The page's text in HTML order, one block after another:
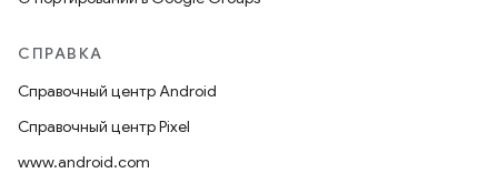
СПРАВКА
Справочный центр Android
Справочный центр Pixel
www.android.com